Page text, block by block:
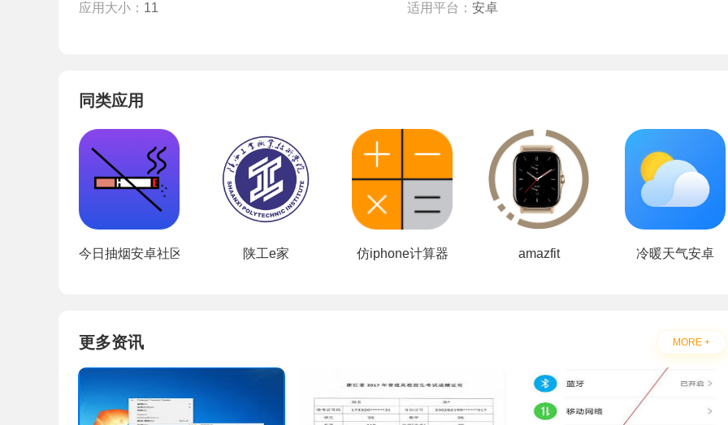
应用大小： 11 适用平台： 安卓
同类应用
今日抽烟安卓社区版 陕工e家 仿iphone计算器 amazfit 冷暖天气安卓
更多资讯 MORE +